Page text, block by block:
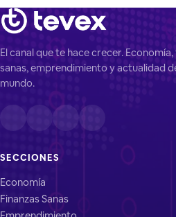
El canal que te hace crecer.
sanas, emprendimiento y actualidad
mundo.
SECCIONES
Economía
Finanzas Sanas